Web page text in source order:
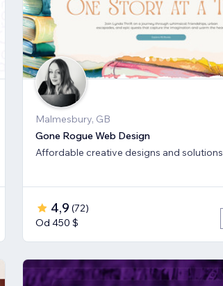
Malmesbury, GB
Gone Rogue Web Design
Affordable creative designs and solutions
4,9 (72)
Od 450 $